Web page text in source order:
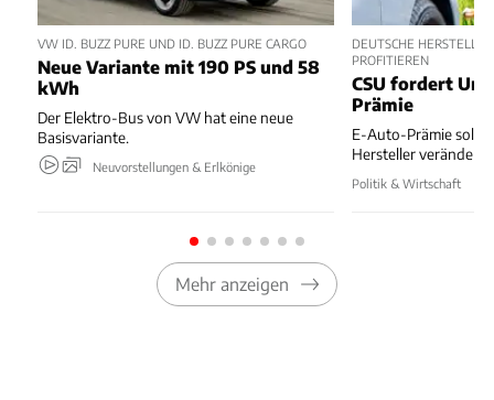
VW ID. BUZZ PURE UND ID. BUZZ PURE CARGO
Neue Variante mit 190 PS und 58
kWh
Der Elektro-Bus von VW hat eine neue
Basisvariante.
Neuvorstellungen & Erlkönige
DEUTSCHE
PROFITIEREN
CSU fordert
Prämie
E-Auto-Prämie soll
Hersteller verändert
Politik & Wirtschaft
Mehr anzeigen